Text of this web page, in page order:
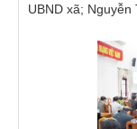
UBND xã; Nguyễn